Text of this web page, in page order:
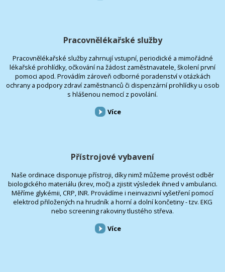
Pracovnělékařské služby
Pracovnělékařské služby zahrnují vstupní, periodické a mimořádné
lékařské prohlídky, očkování na žádost zaměstnavatele, školení první
pomoci apod. Provádím zároveň odborné poradenství v otázkách
ochrany a podpory zdraví zaměstnanců či dispenzární prohlídky u osob
s hlášenou nemocí z povolání.
Více
Přístrojové vybavení
Naše ordinace disponuje přístroji, díky nimž můžeme provést odběr
biologického materiálu (krev, moč) a zjistit výsledek ihned v ambulanci.
Měříme glykémii, CRP, INR. Provádíme i neinvazivní vyšetření pomocí
elektrod přiložených na hrudník a horní a dolní končetiny - tzv. EKG
nebo screening rakoviny tlustého střeva.
Více